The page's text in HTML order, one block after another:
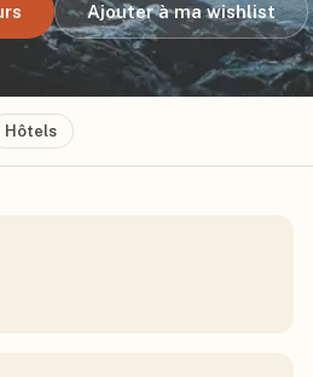
Ajouter à ma wishlist
Hôtels